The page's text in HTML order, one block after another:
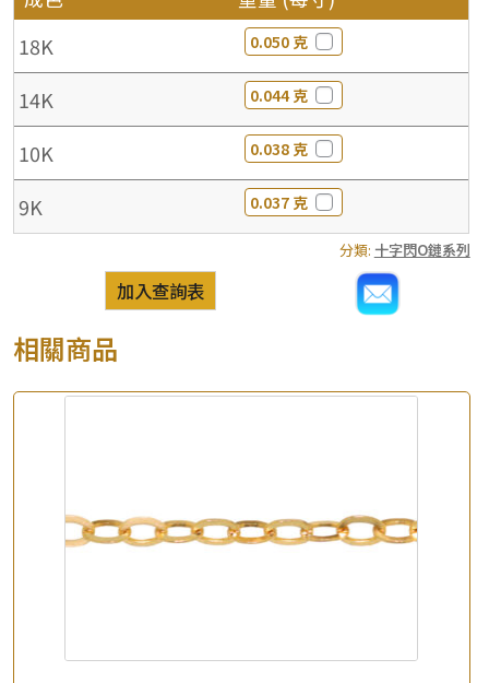
18K 0.050 克
14K 0.044 克
10K 0.038 克
9K 0.037 克
分類: 十字閃O鏈系列
加入查詢表
相關商品